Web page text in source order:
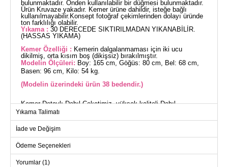
bulunmaktadır. Önden kullanılabilir bir düğmesi bulunmaktadır.
Ürün Kruvaze yakadır. Kemer ürüne dahildir, isteğe bağlı
kullanılmayabilir.Konsept fotoğraf çekimlerinden dolayı üründe
ton farklılığı olabilir.
Yıkama : 30 DERECEDE SIKTIRILMADAN YIKANABİLİR.
(HASSAS YIKAMA)
Kemer Özelliği : Kemerin dalgalanmaması için iki ucu
dikilmiş, orta kısım boş (dikişsiz) bırakılmıştır.
Modelin Ölçüleri: Boy: 165 cm, Göğüs: 80 cm, Bel: 68 cm,
Basen: 96 cm, Kilo: 54 kg.
(Modelin üzerindeki ürün 38 bedendir.)
Kemer Detaylı Dabıl Ceketimiz, yüksek kaliteli Dabıl
kumaşından üretilmiş ve dört mevsim boyunca rahatlıkla
yapısı ve zarif bel kısmındaki kemer detayı ile feminen bir
duruş sergilerken, kemerin uçları dikilerek dalgalanma
önlenmiştir. İçeride ve önde pratik kullanım için düğmeler
eklenmiştir. Kemer, çıkarılabilir özelliğiyle farklı tarzlara uyum
sağlar.
Yıkama Talimatı
İade ve Değişim
Ödeme Seçenekleri
Yorumlar (1)